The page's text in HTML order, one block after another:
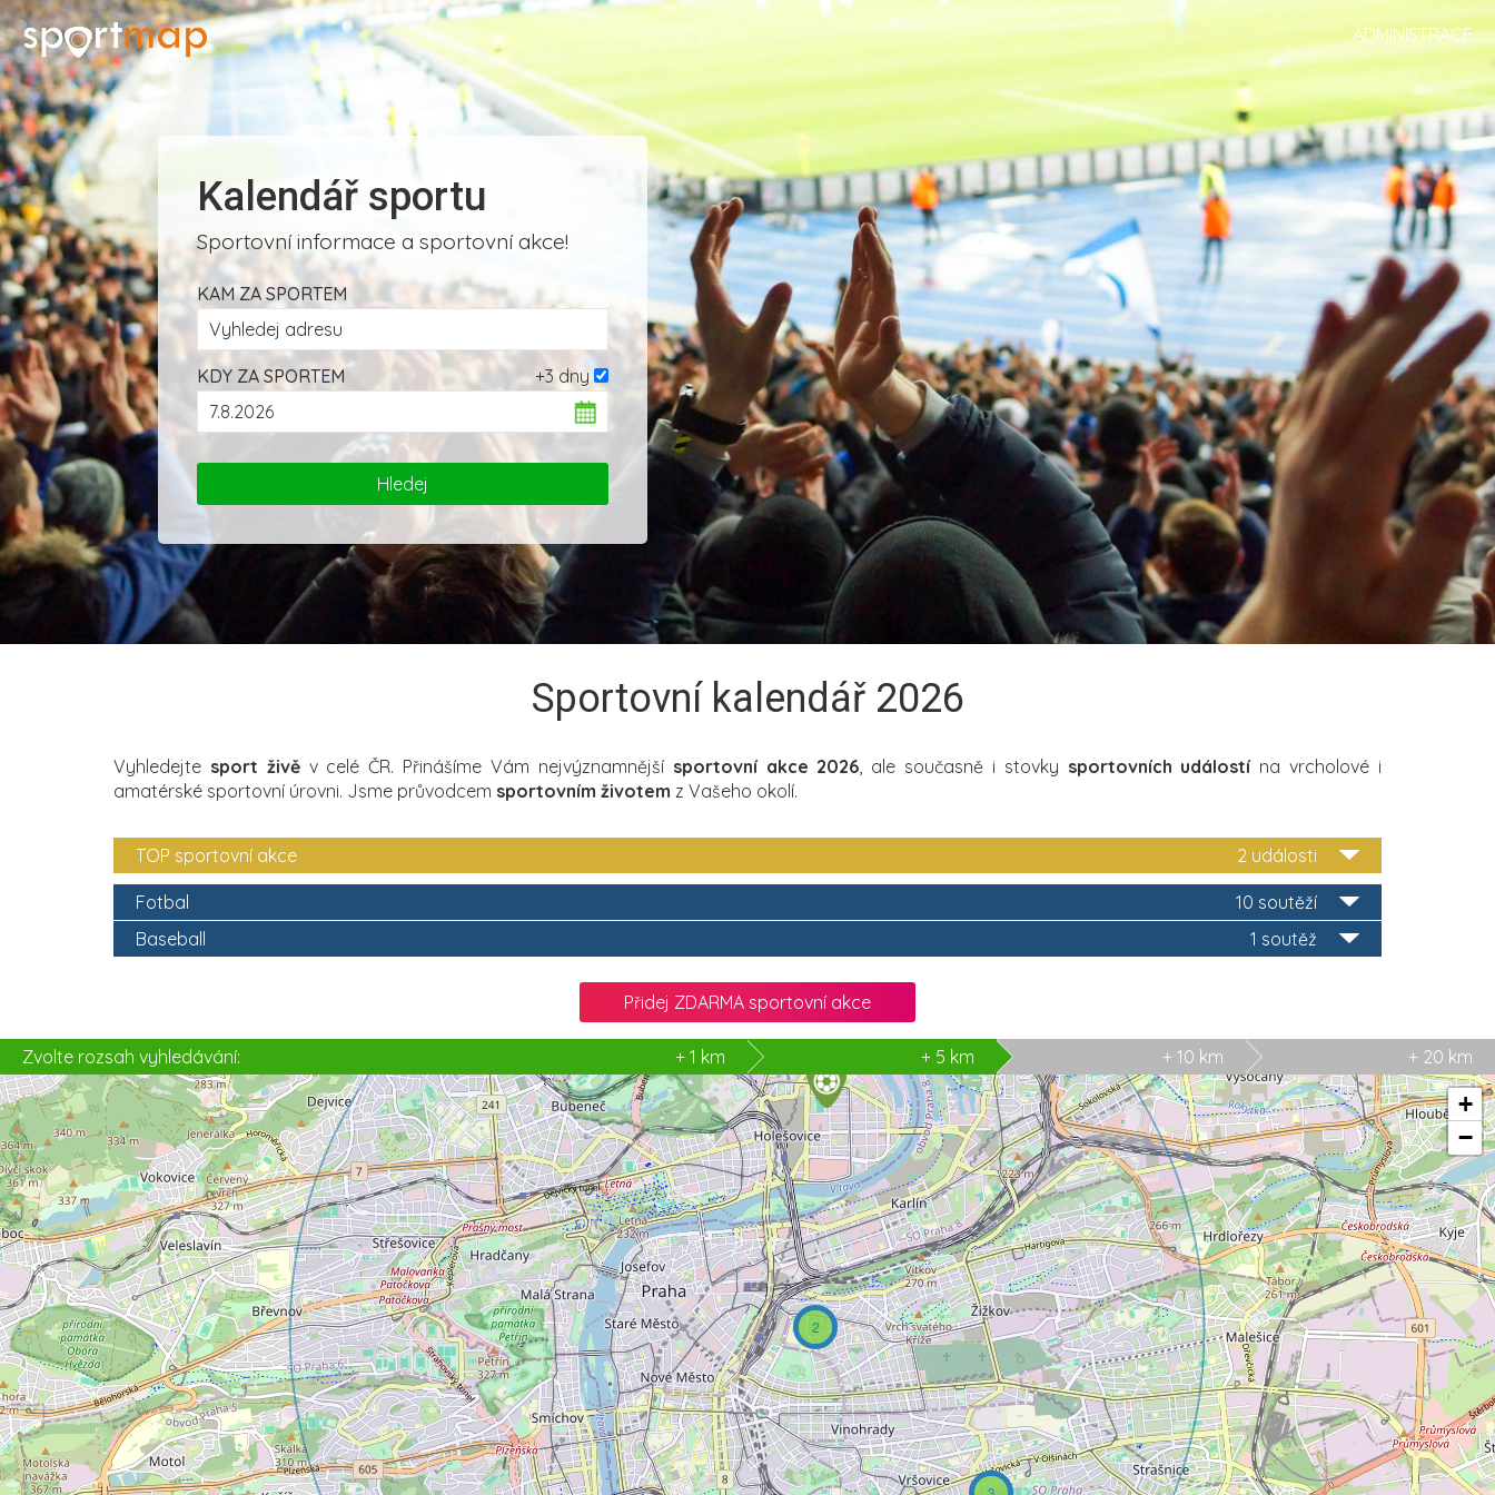
ADMINISTRACE
Kalendář sportu
Sportovní informace a sportovní akce!
KAM ZA SPORTEM
+3 dny
KDY ZA SPORTEM
Sportovní kalendář 2026
Vyhledejte sport živěv celé ČR. Přinášíme Vám nejvýznamnější sportovní akce 2026, ale současně i stovky sportovních událostína vrcholové i
amatérské sportovní úrovni. Jsme průvodcem sportovním životem z Vašeho okolí.
2 události
TOP sportovní akce
10 soutěží
Fotbal
1 soutěž
Baseball
Přidej ZDARMA sportovní akce
Zvolte rozsah vyhledávání: + 1 km + 5 km + 10 km + 20 km
2
+
−